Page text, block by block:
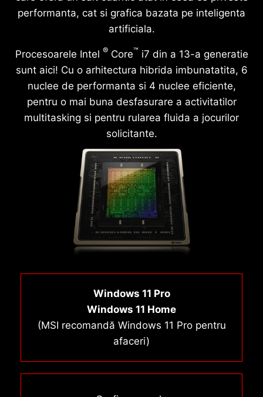
performanta, cat si grafica bazata pe inteligenta
artificiala.
Procesoarele Intel ®Core™ i7 din a 13-a generatie
sunt aici! Cu o arhitectura hibrida imbunatatita, 6
nuclee de performanta si 4 nuclee eficiente,
pentru o mai buna desfasurare a activitatilor
multitasking si pentru rularea fluida a jocurilor
solicitante.
Windows 11 Pro
Windows 11 Home
(MSI recomandă Windows 11 Pro pentru
afaceri)